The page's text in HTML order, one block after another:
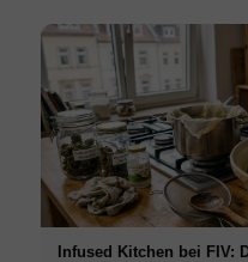
Infused Kitchen bei FIV: